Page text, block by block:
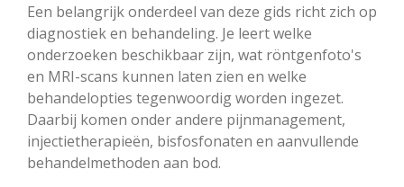
Een belangrijk onderdeel van deze gids richt zich op
diagnostiek en behandeling. Je leert welke
onderzoeken beschikbaar zijn, wat röntgenfoto's
en MRI-scans kunnen laten zien en welke
behandelopties tegenwoordig worden ingezet.
Daarbij komen onder andere pijnmanagement,
injectietherapieën, bisfosfonaten en aanvullende
behandelmethoden aan bod.